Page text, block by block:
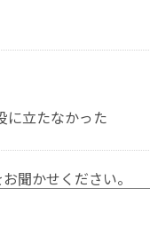
に立たなかった
聞かせください。